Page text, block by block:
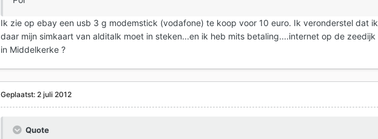
Ik zie op ebay een usb 3 g modemstick (vodafone) te koop voor 10 euro. Ik veronderstel dat ik
daar mijn simkaart van alditalk moet in steken...en ik heb mits betaling....internet op de zeedijk
in Middelkerke ?
Geplaatst: 2 juli 2012
Quote